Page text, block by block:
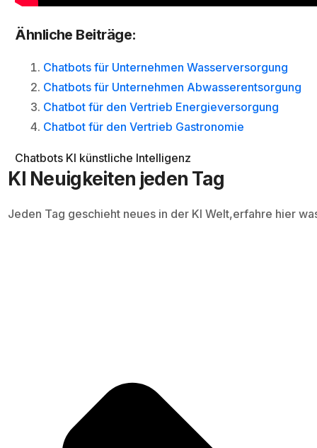
Ähnliche Beiträge:
Chatbots für Unternehmen Wasserversorgung
Chatbots für Unternehmen Abwasserentsorgung
Chatbot für den Vertrieb Energieversorgung
Chatbot für den Vertrieb Gastronomie
Chatbots KI künstliche Intelligenz
KI Neuigkeiten jeden Tag
Jeden Tag geschieht neues in der KI Welt,erfahre hier